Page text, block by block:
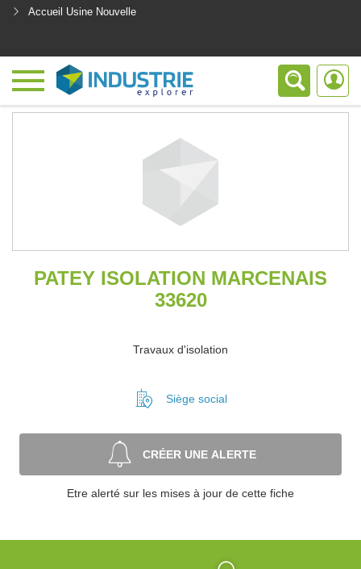
Accueil Usine Nouvelle
PATEY ISOLATION MARCENAIS
33620
Travaux d'isolation
Siège social
CRÉER UNE ALERTE
Etre alerté sur les mises à jour de cette fiche